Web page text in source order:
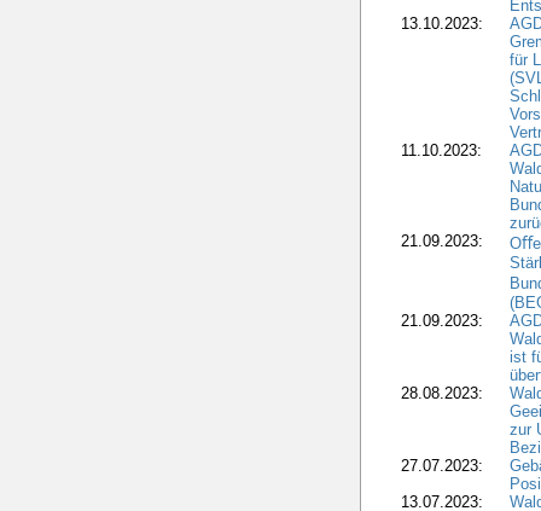
13.10.2023:
für
11.10.2023:
21.09.2023:
21.09.2023:
ist
28.08.2023:
zur
27.07.2023:
13.07.2023: